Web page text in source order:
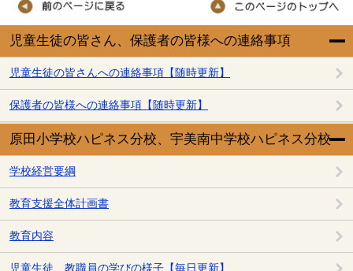
児童生徒の皆さん、保護者の皆様への連絡事項
児童生徒の皆さんへの連絡事項【随時更新】
保護者の皆様への連絡事項【随時更新】
原田小学校ハピネス分校、宇美南中学校ハピネス分校
学校経営要綱
教育支援全体計画書
教育内容
児童生徒、教職員の学びの様子【毎日更新】